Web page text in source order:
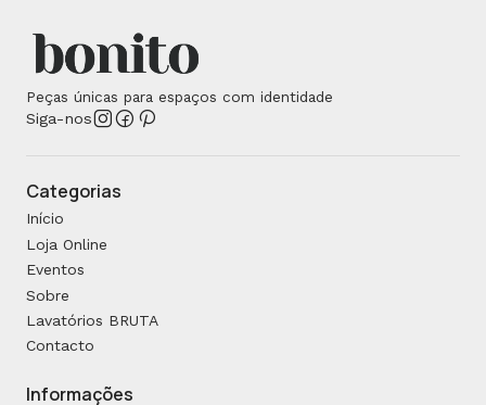
Peças únicas para espaços com identidade
Siga-nos
Categorias
Início
Loja Online
Eventos
Sobre
Lavatórios BRUTA
Contacto
Informações